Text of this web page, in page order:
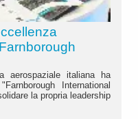
aerospaziale italiana ha
International
la propria leadership